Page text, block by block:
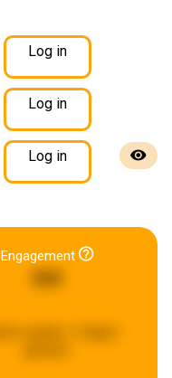
Log in
Log in
Log in
Engagement